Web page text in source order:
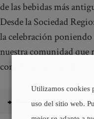
de las bebidas más
Desde la Sociedad
la celebración poniendo
nuestra comunidad que
complementarias de
Leer más
Utilizamos cookies
uso del sitio web.